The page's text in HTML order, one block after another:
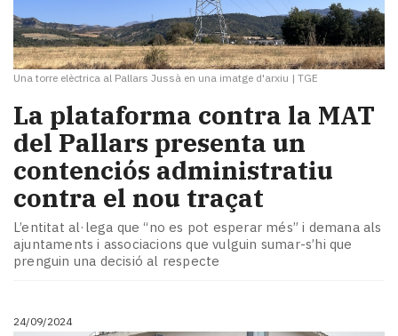
Una torre elèctrica al Pallars Jussà en una imatge d'arxiu | TGE
La plataforma contra la MAT
del Pallars presenta un
contenciós administratiu
contra el nou traçat
L’entitat al·lega que “no es pot esperar més” i demana als
ajuntaments i associacions que vulguin sumar-s’hi que
prenguin una decisió al respecte
24/09/2024